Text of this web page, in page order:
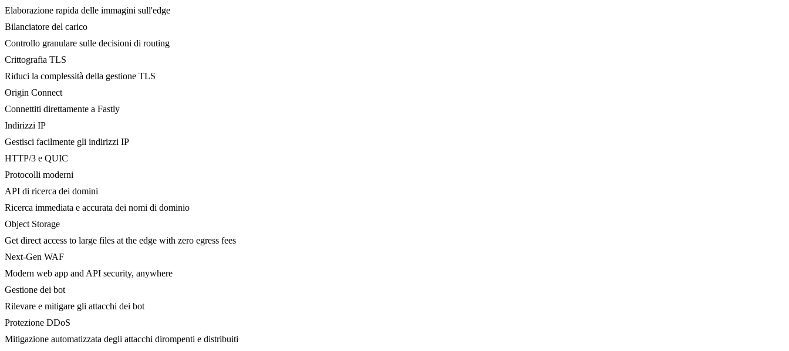
Elaborazione rapida delle immagini sull'edge
Bilanciatore del carico
Controllo granulare sulle decisioni di routing
Crittografia TLS
Riduci la complessità della gestione TLS
Origin Connect
Connettiti direttamente a Fastly
Indirizzi IP
Gestisci facilmente gli indirizzi IP
HTTP/3 e QUIC
Protocolli moderni
API di ricerca dei domini
Ricerca immediata e accurata dei nomi di dominio
Object Storage
Get direct access to large files at the edge with zero egress fees
Next-Gen WAF
Modern web app and API security, anywhere
Gestione dei bot
Rilevare e mitigare gli attacchi dei bot
Protezione DDoS
Mitigazione automatizzata degli attacchi dirompenti e distribuiti